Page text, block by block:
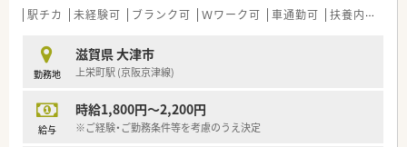
駅チカ 未経験可 ブランク可 Ｗワーク可 車通勤可 扶養内勤務OK
勤務地
滋賀県 大津市
上栄町駅 (京阪京津線)
給与
時給1,800円～2,200円
※ご経験・ご勤務条件等を考慮のうえ決定